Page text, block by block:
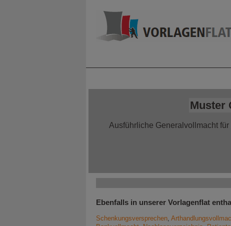
Muster
Ausführliche Generalvollmacht
Ebenfalls in unserer Vorlagenflat
Schenkungsversprechen,